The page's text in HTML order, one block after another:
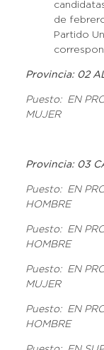
de
Partido
Provincia: 02
Puesto: EN
MUJER
Provincia: 03
Puesto: EN
HOMBRE
Puesto: EN
HOMBRE
Puesto: EN
MUJER
Puesto: EN
HOMBRE